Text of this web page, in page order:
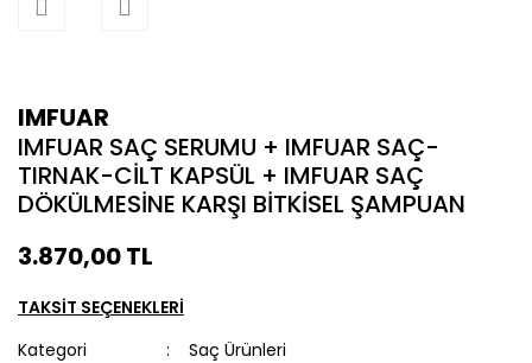
IMFUAR
IMFUAR SAÇ SERUMU + IMFUAR SAÇ-
TIRNAK-CİLT KAPSÜL + IMFUAR SAÇ
DÖKÜLMESİNE KARŞI BİTKİSEL ŞAMPUAN
3.870,00 TL
TAKSİT SEÇENEKLERİ
Kategori
Saç Ürünleri